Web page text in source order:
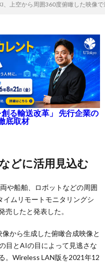
、上空から周囲360度俯瞰した映像
る輸送改革」 先行企業の
底取材
どに活用見込む
や船舶、ロボットなどの周囲
ムリモートモニタリングシ
売したと発表した。
から生成した俯瞰合成映像と
目とAIの目によって見逃さな
。Wireless LAN版を2021年12